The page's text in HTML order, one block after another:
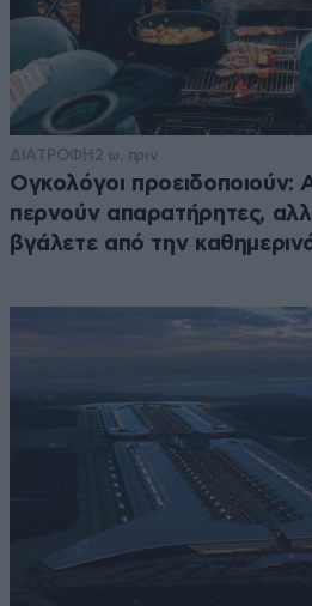
ΔΙΑΤΡΟΦΗ 2 ω. πριν
Ογκολόγοι προειδοποιούν:
περνούν απαρατήρητες,
βγάλετε από την